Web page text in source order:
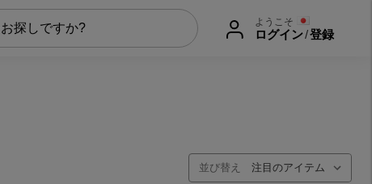
ようこそ
ログイン/登録
並び替え